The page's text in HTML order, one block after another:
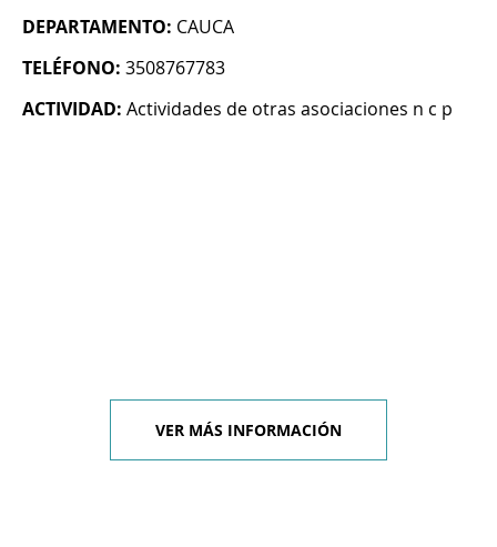
DEPARTAMENTO: CAUCA
TELÉFONO: 3508767783
ACTIVIDAD: Actividades de otras asociaciones n c p
VER MÁS INFORMACIÓN